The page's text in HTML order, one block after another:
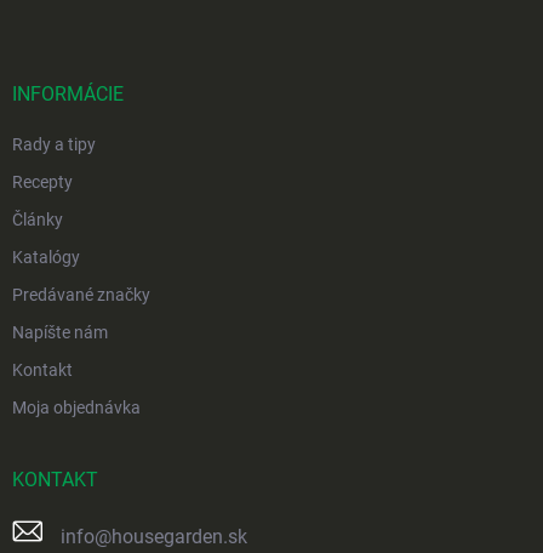
INFORMÁCIE
Rady a tipy
Recepty
Články
Katalógy
Predávané značky
Napíšte nám
Kontakt
Moja objednávka
KONTAKT
info@housegarden.sk